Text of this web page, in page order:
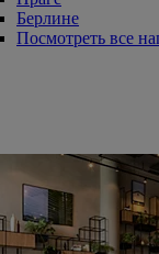
Берлине
Посмотреть все